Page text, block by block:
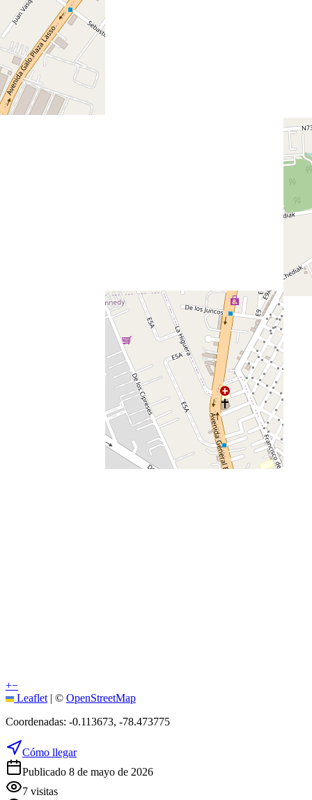
+−
Leaflet | © OpenStreetMap
Coordenadas: -0.113673, -78.473775
Cómo llegar
Publicado 8 de mayo de 2026
7 visitas